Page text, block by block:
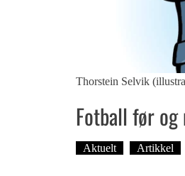
Thorstein Selvik
Fotball før og
Aktuelt Artikkel